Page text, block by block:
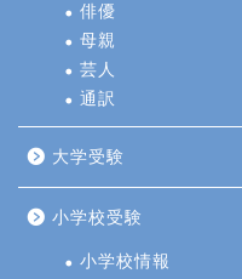
俳優
母親
芸人
通訳
大学受験
小学校受験
小学校情報